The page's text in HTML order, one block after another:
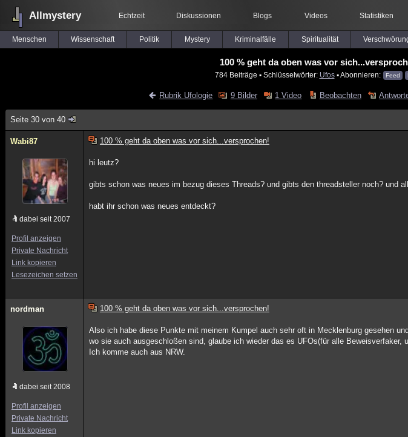
Allmystery Echtzeit Diskussionen Blogs Videos Statistiken
Menschen Wissenschaft Politik Mystery Kriminalfälle Spiritualität
100 % geht da oben was vor
784 Beiträge ▪ Schlüsselwörter: Ufos▪ Abonnieren: Feed
Rubrik Ufologie 9 Bilder 1 Video Beobachten
Seite 30 von 40
Wabi87
dabei seit 2007
Profil anzeigen
Private Nachricht
Link kopieren
Lesezeichen setzen
100 % geht da oben was vor sich...versprochen!
hi leutz?
gibts schon was neues im bezug dieses Threads? und gibts den threadsteller noch? und
habt ihr schon was neues entdeckt?
nordman
dabei seit 2008
Profil anzeigen
Private Nachricht
Link kopieren
100 % geht da oben was vor sich...versprochen!
Also ich habe diese Punkte mit meinem Kumpel auch sehr oft in Mecklenburg gesehen
wo sie auch ausgeschloßen sind, glaube ich wieder das es UFOs(für alle Beweisverfaker,
Ich komme auch aus NRW.